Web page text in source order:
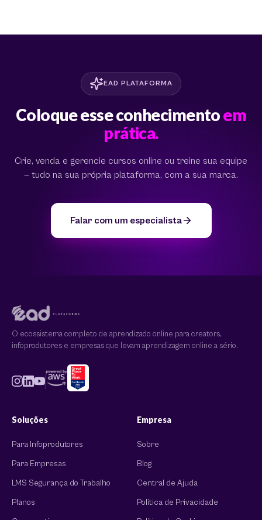
EAD PLATAFORMA
Coloque esse conhecimentoem
prática.
Crie, venda e gerencie cursos online ou treine sua equipe
— tudo na sua própria plataforma, com a sua marca.
Falar com um especialista
O ecossistema completo de aprendizado online para creators,
infoprodutores e empresas que levam aprendizagem online a sério.
Soluções
Para Infoprodutores
Para Empresas
LMS Segurança do Trabalho
Planos
Empresa
Sobre
Blog
Central de Ajuda
Política de Privacidade